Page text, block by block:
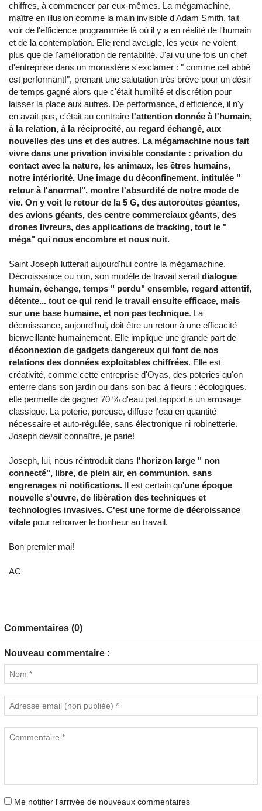
chiffres, à commencer par eux-mêmes. La mégamachine,
maître en illusion comme la main invisible d'Adam Smith, fait
voir de l'efficience programmée là où il y a en réalité de l'humain
et de la contemplation. Elle rend aveugle, les yeux ne voient
plus que de l'amélioration de rentabilité. J'ai vu une fois un chef
d'entreprise dans un monastère s'exclamer : " comme cet abbé
est performant!", prenant une salutation très brève pour un désir
de temps gagné alors que c'était humilité et discrétion pour
laisser la place aux autres. De performance, d'efficience, il n'y
en avait pas, c'était au contraire l'attention donnée à l'humain,
à la relation, à la réciprocité, au regard échangé, aux
nouvelles des uns et des autres. La mégamachine nous fait
vivre dans une privation invisible constante : privation du
contact avec la nature, les animaux, les êtres humains,
notre intériorité. Une image du déconfinement, intitulée "
retour à l'anormal", montre l'absurdité de notre mode de
vie. On y voit le retour de la 5 G, des autoroutes géantes,
des avions géants, des centre commerciaux géants, des
drones livreurs, des applications de tracking, tout le "
méga" qui nous encombre et nous nuit.
Saint Joseph lutterait aujourd'hui contre la mégamachine.
Décroissance ou non, son modèle de travail serait dialogue
humain, échange, temps " perdu" ensemble, regard attentif,
détente... tout ce qui rend le travail ensuite efficace, mais
sur une base humaine, et non pas technique. La
décroissance, aujourd'hui, doit être un retour à une efficacité
bienveillante humainement. Elle implique une grande part de
déconnexion de gadgets dangereux qui font de nos
relations des données exploitables chiffrées. Elle est
créativité, comme cette entreprise d'Oyas, des poteries qu'on
enterre dans son jardin ou dans son bac à fleurs : écologiques,
elle permette de gagner 70 % d'eau pat rapport à un arrosage
classique. La poterie, poreuse, diffuse l'eau en quantité
nécessaire et auto-régulée, sans électronique ni robinetterie.
Joseph devait connaître, je parie!
Joseph, lui, nous réintroduit dans l'horizon large " non
connecté", libre, de plein air, en communion, sans
engrenages ni notifications. Il est certain qu'une époque
nouvelle s'ouvre, de libération des techniques et
technologies invasives. C'est une forme de décroissance
vitale pour retrouver le bonheur au travail.
Bon premier mai!
AC
Commentaires (0)
Nouveau commentaire :
Me notifier l'arrivée de nouveaux commentaires